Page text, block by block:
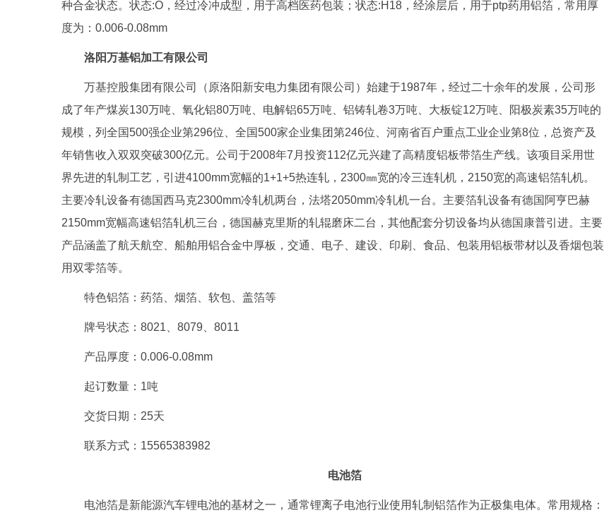
种合金状态。状态:O，经过冷冲成型，用于高档医药包装；状态:H18，经涂层后，用于ptp药用铝箔，常用厚
度为：0.006-0.08mm
洛阳万基铝加工有限公司
万基控股集团有限公司（原洛阳新安电力集团有限公司）始建于1987年，经过二十余年的发展，公司形
成了年产煤炭130万吨、氧化铝80万吨、电解铝65万吨、铝铸轧卷3万吨、大板锭12万吨、阳极炭素35万吨的
规模，列全国500强企业第296位、全国500家企业集团第246位、河南省百户重点工业企业第8位，总资产及
年销售收入双双突破300亿元。公司于2008年7月投资112亿元兴建了高精度铝板带箔生产线。该项目采用世
界先进的轧制工艺，引进4100mm宽幅的1+1+5热连轧，2300㎜宽的冷三连轧机，2150宽的高速铝箔轧机。
主要冷轧设备有德国西马克2300mm冷轧机两台，法塔2050mm冷轧机一台。主要箔轧设备有德国阿亨巴赫
2150mm宽幅高速铝箔轧机三台，德国赫克里斯的轧辊磨床二台，其他配套分切设备均从德国康普引进。主要
产品涵盖了航天航空、船舶用铝合金中厚板，交通、电子、建设、印刷、食品、包装用铝板带材以及香烟包装
用双零箔等。
特色铝箔：药箔、烟箔、软包、盖箔等
牌号状态：8021、8079、8011
产品厚度：0.006-0.08mm
起订数量：1吨
交货日期：25天
联系方式：15565383982
电池箔
电池箔是新能源汽车锂电池的基材之一，通常锂离子电池行业使用轧制铝箔作为正极集电体。常用规格：